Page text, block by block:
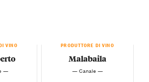
VINO
—
PRODUTTORE DI VINO
Malabaila
— Canale —